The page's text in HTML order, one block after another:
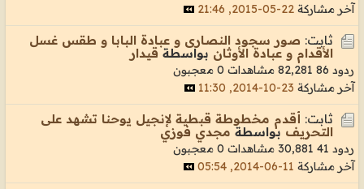
آخر مشاركة 22-05-2015, 21:46
ثابت: صور سجود النصارى و عبادة البابا و طقس غسل
الأقدام و عبادة الأوثان بواسطةقيدار
ردود 86 82,281 مشاهدات
0 معجبون
آخر مشاركة 23-10-2014, 11:30
ثابت: أقدم مخطوطة قبطية لإنجيل يوحنا تشهد على
التحريف بواسطة مجدي فوزي
ردود 41 30,881 مشاهدات
0 معجبون
آخر مشاركة 11-06-2014, 05:54